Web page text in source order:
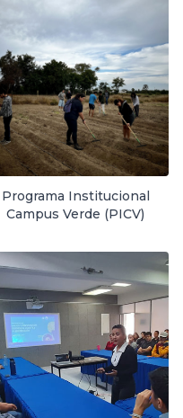
Programa Institucional
Campus Verde (PICV)